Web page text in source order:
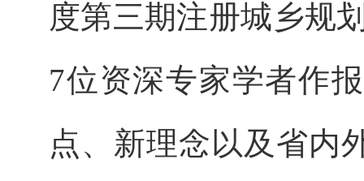
度第三期注册城乡规
7位资深专家学者作
点、新理念以及省内